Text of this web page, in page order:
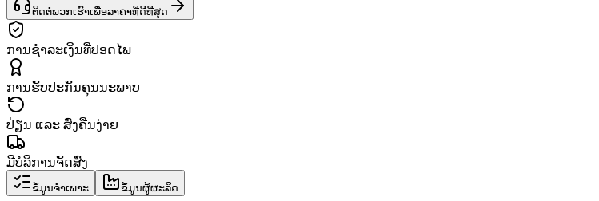
ຕິດຕໍ່ພວກເຮົາເພື່ອລາຄາທີ່ດີທີ່ສຸດ
ການຊຳລະເງິນທີ່ປອດໄພ
ການຮັບປະກັນຄຸນນະພາບ
ປ່ຽນ ແລະ ສົ່ງຄືນງ່າຍ
ມີບໍລິການຈັດສົ່ງ
ຂໍ້ມູນຈຳເພາະ ຂໍ້ມູນຜູ້ຜະລິດ